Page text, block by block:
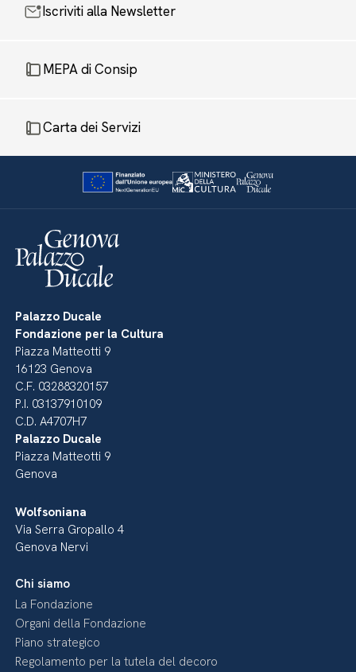
Iscriviti alla Newsletter
MEPA di Consip
Carta dei Servizi
Palazzo Ducale
Fondazione per la Cultura
Piazza Matteotti 9
16123 Genova
C.F. 03288320157
P.I. 03137910109
C.D. A4707H7
Palazzo Ducale
Piazza Matteotti 9
Genova
Wolfsoniana
Via Serra Gropallo 4
Genova Nervi
Chi siamo
La Fondazione
Organi della Fondazione
Piano strategico
Regolamento per la tutela del decoro